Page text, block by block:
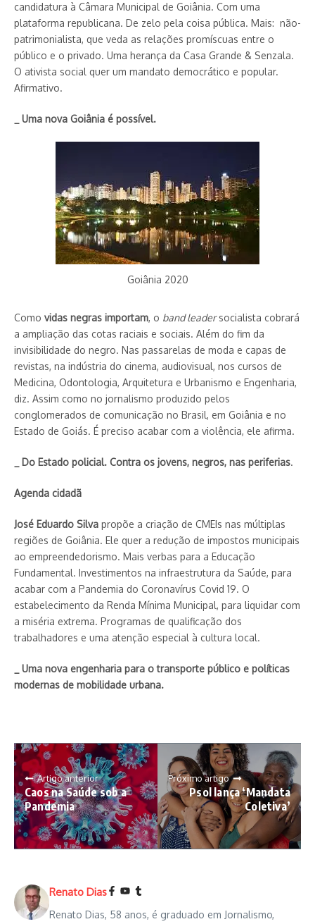
candidatura à Câmara Municipal de Goiânia. Com uma
plataforma republicana. De zelo pela coisa pública. Mais: não-
patrimonialista, que veda as relações promíscuas entre o
público e o privado. Uma herança da Casa Grande & Senzala.
O ativista social quer um mandato democrático e popular.
Afirmativo.
_ Uma nova Goiânia é possível.
Goiânia 2020
Como vidas negras importam, o band leadersocialista cobrará
a ampliação das cotas raciais e sociais. Além do fim da
invisibilidade do negro. Nas passarelas de moda e capas de
revistas, na indústria do cinema, audiovisual, nos cursos de
Medicina, Odontologia, Arquitetura e Urbanismo e Engenharia,
diz. Assim como no jornalismo produzido pelos
conglomerados de comunicação no Brasil, em Goiânia e no
Estado de Goiás. É preciso acabar com a violência, ele afirma.
_ Do Estado policial. Contra os jovens, negros, nas periferias.
Agenda cidadã
José Eduardo Silva propõe a criação de CMEIs nas múltiplas
regiões de Goiânia. Ele quer a redução de impostos municipais
ao empreendedorismo. Mais verbas para a Educação
Fundamental. Investimentos na infraestrutura da Saúde, para
acabar com a Pandemia do Coronavírus Covid 19. O
estabelecimento da Renda Mínima Municipal, para liquidar com
a miséria extrema. Programas de qualificação dos
trabalhadores e uma atenção especial à cultura local.
_ Uma nova engenharia para o transporte público e políticas
modernas de mobilidade urbana.
Artigo anterior
Caos na Saúde sob a
Pandemia
Próximo artigo
Psol lança ‘Mandata
Coletiva’
Renato Dias
Renato Dias, 58 anos, é graduado em Jornalismo,